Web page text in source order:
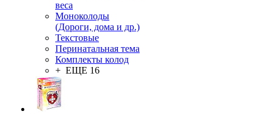
веса
Моноколоды
(Дороги, дома и др.)
Текстовые
Перинатальная тема
Комплекты колод
+ ЕЩЕ 16